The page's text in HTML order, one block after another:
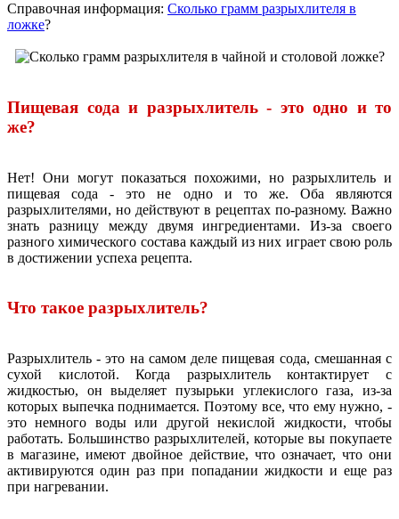
Справочная информация: Сколько грамм разрыхлителя в
ложке?
Пищевая сода и разрыхлитель - это одно и то
же?
Нет! Они могут показаться похожими, но разрыхлитель и
пищевая сода - это не одно и то же. Оба являются
разрыхлителями, но действуют в рецептах по-разному. Важно
знать разницу между двумя ингредиентами. Из-за своего
разного химического состава каждый из них играет свою роль
в достижении успеха рецепта.
Что такое разрыхлитель?
Разрыхлитель - это на самом деле пищевая сода, смешанная с
сухой кислотой. Когда разрыхлитель контактирует с
жидкостью, он выделяет пузырьки углекислого газа, из-за
которых выпечка поднимается. Поэтому все, что ему нужно, -
это немного воды или другой некислой жидкости, чтобы
работать. Большинство разрыхлителей, которые вы покупаете
в магазине, имеют двойное действие, что означает, что они
активируются один раз при попадании жидкости и еще раз
при нагревании.